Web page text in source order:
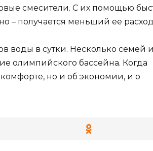
смесители. С их помощью
– получается меньший ее
воды в сутки. Несколько семей
олимпийского бассейна. Когда
но и об экономии, и о